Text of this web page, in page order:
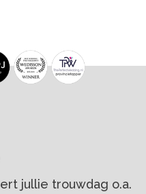
jullie trouwdag o.a.